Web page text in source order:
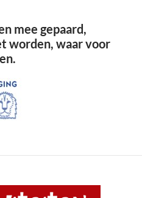
mee gepaard,
worden, waar voor